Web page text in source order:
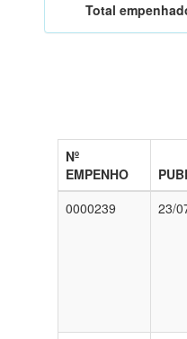
Total
Nº
EMPENHO
0000239
23/